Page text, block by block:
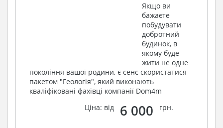
Якщо ви
бажаєте
побудувати
добротний
будинок, в
якому буде
жити не одне
покоління вашої родини, є сенс скористатися
пакетом "Геологія", який виконають
кваліфіковані фахівці компанії Dom4m
Ціна: від
6 000 грн.